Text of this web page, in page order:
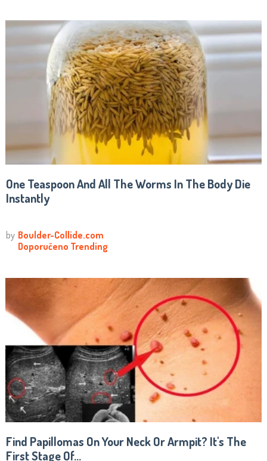
One Teaspoon And All The Worms In The Body Die
Instantly
Find Papillomas On Your Neck Or Armpit? It's The
First Stage Of...